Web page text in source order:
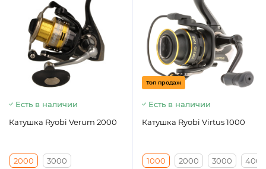
Есть в наличии
Катушка Ryobi Verum 2000
2000 3000
Топ продаж
Есть в наличии
Катушка Ryobi Virtus 1000
1000 2000 3000 4000